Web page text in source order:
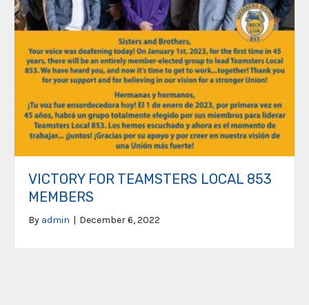
VICTORY FOR TEAMSTERS LOCAL 853
MEMBERS
By admin | December 6, 2022